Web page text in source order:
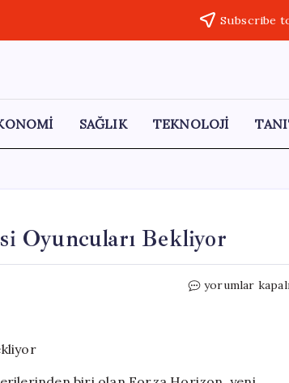
Subscribe
SAĞLIK TEKNOLOJİ
Oyuncuları Bekliyor
Forza
yorumlar